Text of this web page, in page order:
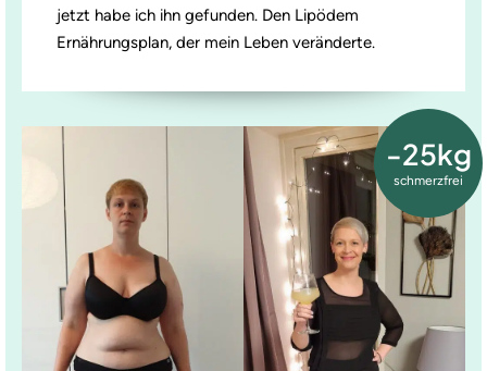
jetzt habe ich ihn gefunden. Den Lipödem
Ernährungsplan, der mein Leben veränderte.
-25kg
schmerzfrei